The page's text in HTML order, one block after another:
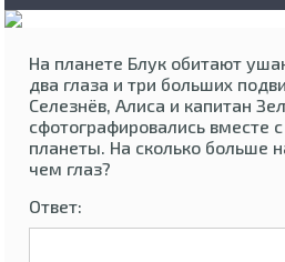
На планете Блук обитают
два глаза и три больших
Селезнёв, Алиса и капитан
сфотографировались вместе
планеты. На сколько больше
чем глаз?
Ответ: